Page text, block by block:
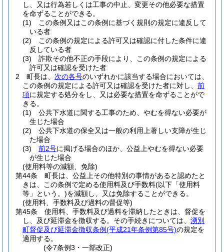
し、又は行為若しくは工事の中止、変更その他必要な措置
を命ずることができる。
(1)
この条例又はこの条例に基づく規則の規定に違反して
いる者
(2)
この条例の規定による許可又は確認に付した条件に違
反している者
(3)
詐欺その他不正の手段により、この条例の規定による
許可又は確認を受けた者
2
町長は、 次の各号のいずれかに該当する場合においては、
この条例の規定による許可又は確認を受けた者に対し、 前
項に規定する処分をし、又は必要な措置を命ずることがで
きる。
(1)
公共下水道に関する工事のため、やむを得ない必要が
生じた場合
(2)
公共下水道の保全又は一般の利用上著しい支障が生じ
た場合
(3)
前2号に掲げる場合のほか、公益上やむを得ない必要
が生じた場合
(使用料等の減額、免除)
第44条
町長は、公益上その他特別の事情があると認めたと
きは、この条例で定める使用料及び手数料(以下「使用料
等」という。)を減額し、又は免除することができる。
(使用料、手数料及び過料の督促等)
第45条
使用料、手数料及び過料を滞納したときは、督促を
し、及び延滞金を徴収する。 その手続きについては、 湧別
町督促及び延滞金徴収条例(平成21年条例第85号)の規定を
適用する。
(令7条例3・一部改正)